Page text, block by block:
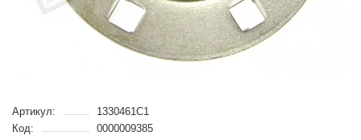
Артикул:
1330461C1
Код:
0000009385